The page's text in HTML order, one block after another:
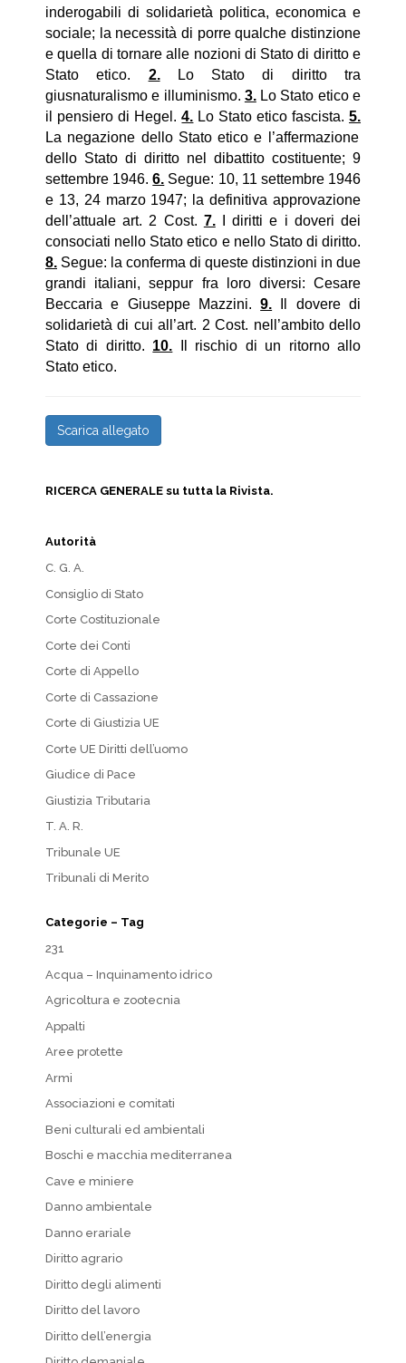
inderogabili di solidarietà politica, economica e
sociale; la necessità di porre qualche distinzione
e quella di tornare alle nozioni di Stato di diritto e
Stato etico. 2.Lo Stato di diritto tra
giusnaturalismo e illuminismo. 3.Lo Stato etico e
il pensiero di Hegel.4. Lo Stato etico fascista.5.
La negazione dello Stato etico e l’affermazione
dello Stato di diritto nel dibattito costituente; 9
settembre 1946.6. Segue: 10, 11 settembre 1946
e 13, 24 marzo 1947; la definitiva approvazione
dell’attuale art. 2 Cost. 7.I diritti e i doveri dei
consociati nello Stato etico e nello Stato di diritto.
8. Segue: la conferma di queste distinzioni in due
grandi italiani, seppur fra loro diversi: Cesare
Beccaria e Giuseppe Mazzini.9. Il dovere di
solidarietà di cui all’art. 2 Cost. nell’ambito dello
Stato di diritto. 10. Il rischio di un ritorno allo
Stato etico.
Scarica allegato
RICERCA GENERALE su tutta la Rivista.
Autorità
C. G. A.
Consiglio di Stato
Corte Costituzionale
Corte dei Conti
Corte di Appello
Corte di Cassazione
Corte di Giustizia UE
Corte UE Diritti dell’uomo
Giudice di Pace
Giustizia Tributaria
T. A. R.
Tribunale UE
Tribunali di Merito
Categorie – Tag
231
Acqua – Inquinamento idrico
Agricoltura e zootecnia
Appalti
Aree protette
Armi
Associazioni e comitati
Beni culturali ed ambientali
Boschi e macchia mediterranea
Cave e miniere
Danno ambientale
Danno erariale
Diritto agrario
Diritto degli alimenti
Diritto del lavoro
Diritto dell’energia